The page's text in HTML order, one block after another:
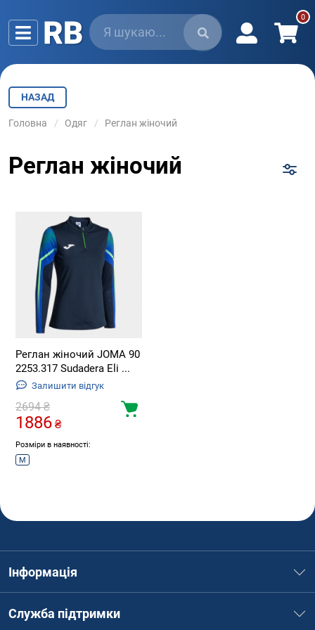
НАЗАД
Головна Одяг Реглан жіночий
Реглан жіночий
Реглан жіночий JOMA 90
2253.317 Sudadera Eli ...
Залишити відгук
2694₴
1886 ₴
Розміри в наявності:
M
Інформація
Служба підтримки